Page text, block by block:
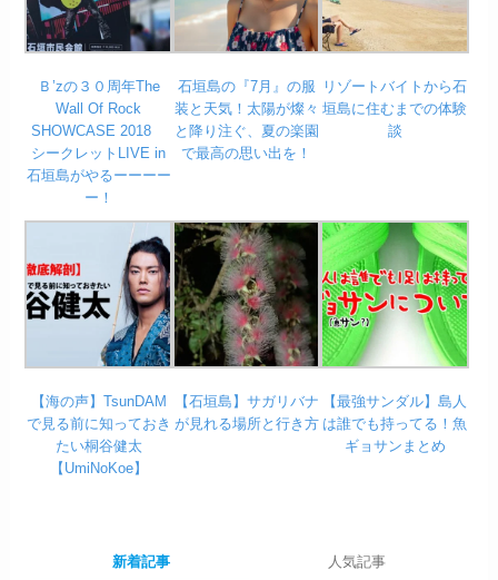
Ｂ’zの３０周年The
Wall Of Rock
SHOWCASE 2018
シークレットLIVE in
石垣島がやるーーーー
ー！
石垣島の『7月』の服
装と天気！太陽が燦々
と降り注ぐ、夏の楽園
で最高の思い出を！
リゾートバイトから石
垣島に住むまでの体験
談
【海の声】TsunDAM
で見る前に知っておき
たい桐谷健太
【UmiNoKoe】
【石垣島】サガリバナ
が見れる場所と行き方
【最強サンダル】島人
は誰でも持ってる！魚
ギョサンまとめ
新着記事 人気記事